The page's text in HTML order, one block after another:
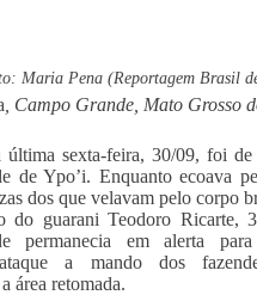
Maria Pena (Reportagem Brasil
Campo Grande, Mato Grosso
sexta-feira, 30/09, foi de
de Ypo’i. Enquanto ecoava
dos que velavam pelo corpo
do guarani Teodoro Ricarte,
permanecia em alerta
a mando dos
área retomada.